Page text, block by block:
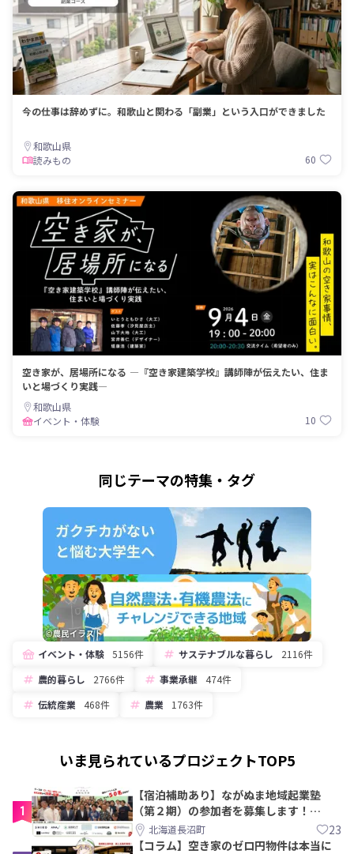
今の仕事は辞めずに。和歌山と関わる「副業」という入口ができました
和歌山県
読みもの
60
空き家が、居場所になる ―『空き家建築学校』講師陣が伝えたい、住ま
いと場づくり実践―
和歌山県
イベント・体験
10
同じテーマの特集・タグ
イベント・体験 5156件 サステナブルな暮らし
2116件
農的暮らし
2766件 事業承継
474件
伝統産業
468件 農業 1763件
いま見られているプロジェクトTOP5
1
【宿泊補助あり】ながぬま地域起業塾
（第２期）の参加者を募集します！
【8/21〆】
北海道長沼町 23
【コラム】空き家のゼロ円物件は本当に